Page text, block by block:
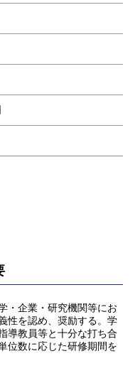
・企業・研究機関等にお
性を認め、奨励する。学
導教員等と十分な打ち合
位数に応じた研修期間を